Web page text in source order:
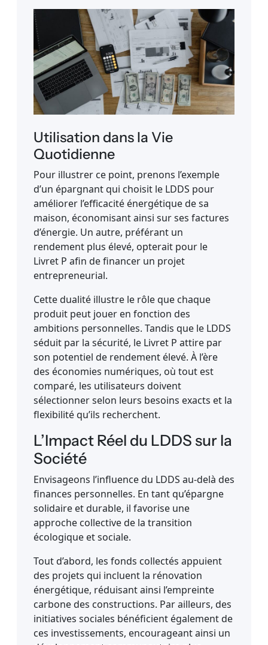
Utilisation dans la Vie
Quotidienne
Pour illustrer ce point, prenons l’exemple
d’un épargnant qui choisit le LDDS pour
améliorer l’efficacité énergétique de sa
maison, économisant ainsi sur ses factures
d’énergie. Un autre, préférant un
rendement plus élevé, opterait pour le
Livret P afin de financer un projet
entrepreneurial.
Cette dualité illustre le rôle que chaque
produit peut jouer en fonction des
ambitions personnelles. Tandis que le LDDS
séduit par la sécurité, le Livret P attire par
son potentiel de rendement élevé. À l’ère
des économies numériques, où tout est
comparé, les utilisateurs doivent
sélectionner selon leurs besoins exacts et la
flexibilité qu’ils recherchent.
L’Impact Réel du LDDS sur la
Société
Envisageons l’influence du LDDS au-delà des
finances personnelles. En tant qu’épargne
solidaire et durable, il favorise une
approche collective de la transition
écologique et sociale.
Tout d’abord, les fonds collectés appuient
des projets qui incluent la rénovation
énergétique, réduisant ainsi l’empreinte
carbone des constructions. Par ailleurs, des
initiatives sociales bénéficient également de
ces investissements, encourageant ainsi un